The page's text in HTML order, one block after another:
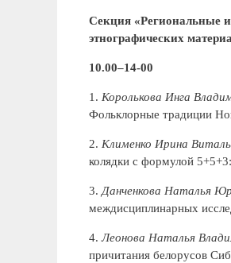
Секция «Региональные
этнографических
10.00–14-00
1. Королькова Инга
Фольклорные традиции
2. Клименко Ирина
колядки с формулой
3.Данченкова Наталья
междисциплинарных
4.Леонова Наталья
причитания белорусов